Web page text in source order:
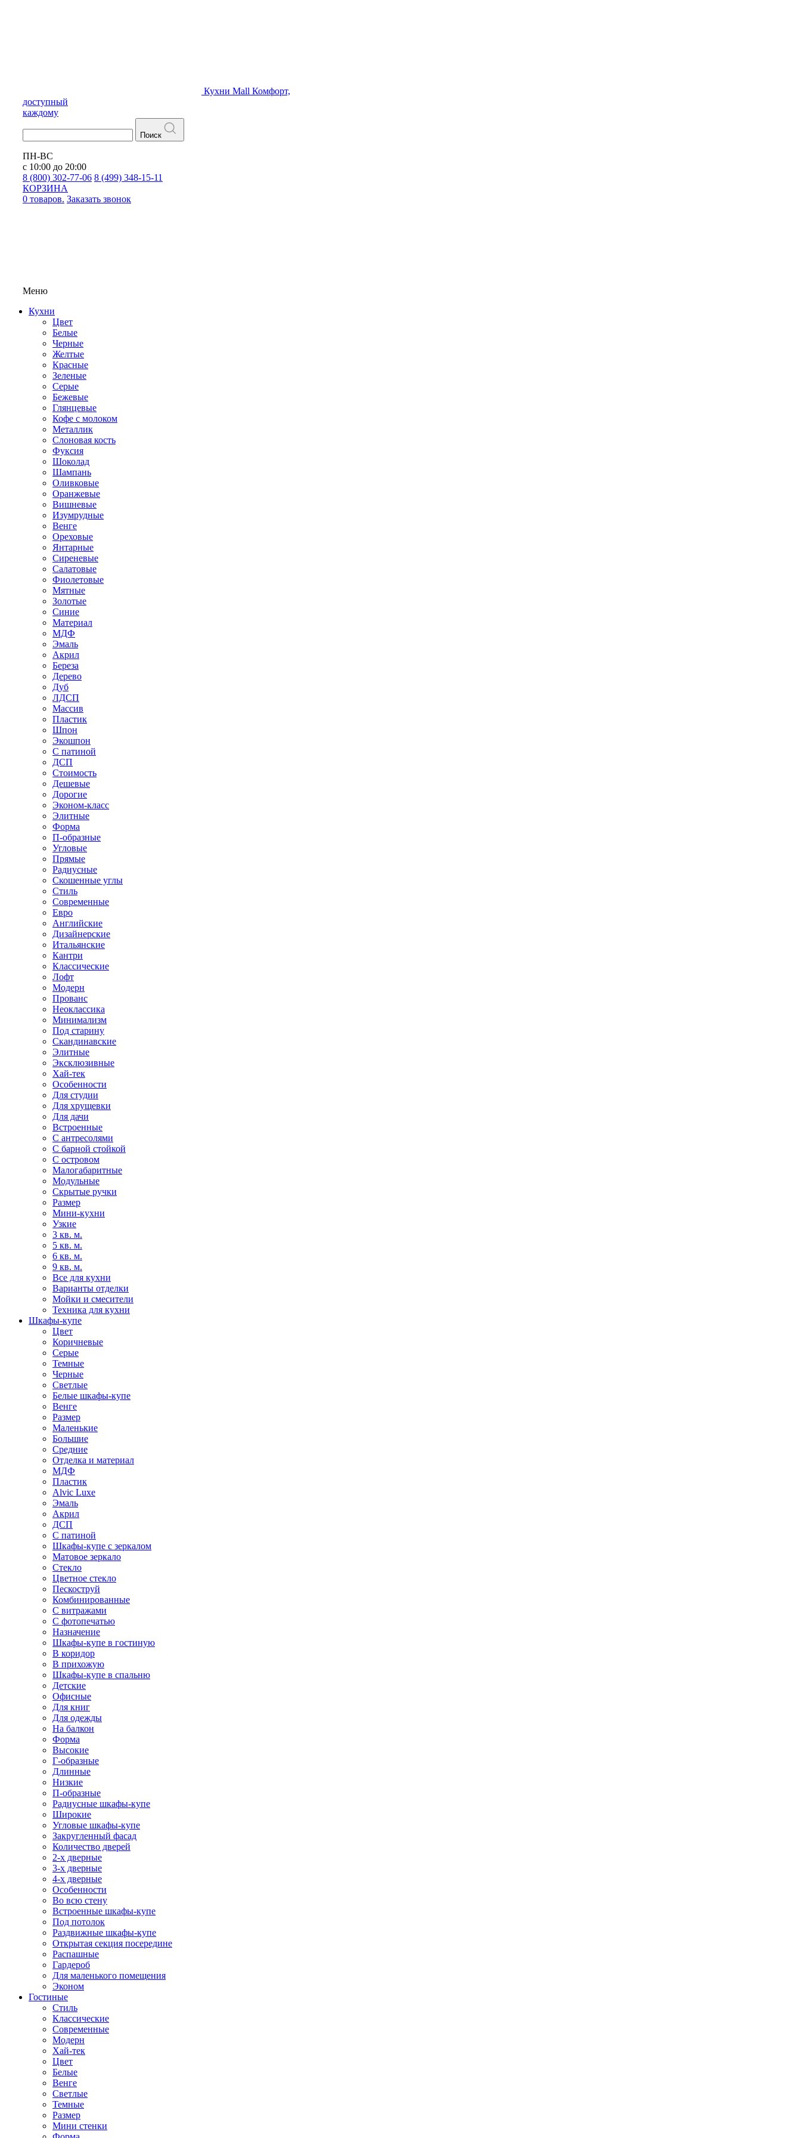
Кухни Mall Комфорт,
доступный
каждому
Поиск
ПН-ВС
с 10:00 до 20:00
8 (800) 302-77-06 8 (499) 348-15-11
КОРЗИНА
0 товаров. Заказать звонок
Меню
Кухни
Цвет
Белые
Черные
Желтые
Красные
Зеленые
Серые
Бежевые
Глянцевые
Кофе с молоком
Металлик
Слоновая кость
Фуксия
Шоколад
Шампань
Оливковые
Оранжевые
Вишневые
Изумрудные
Венге
Ореховые
Янтарные
Сиреневые
Салатовые
Фиолетовые
Мятные
Золотые
Синие
Материал
МДФ
Эмаль
Акрил
Береза
Дерево
Дуб
ЛДСП
Массив
Пластик
Шпон
Экошпон
С патиной
ДСП
Стоимость
Дешевые
Дорогие
Эконом-класс
Элитные
Форма
П-образные
Угловые
Прямые
Радиусные
Скошенные углы
Стиль
Современные
Евро
Английские
Дизайнерские
Итальянские
Кантри
Классические
Лофт
Модерн
Прованс
Неоклассика
Минимализм
Под старину
Скандинавские
Элитные
Эксклюзивные
Хай-тек
Особенности
Для студии
Для хрущевки
Для дачи
Встроенные
С антресолями
С барной стойкой
С островом
Малогабаритные
Модульные
Скрытые ручки
Размер
Мини-кухни
Узкие
3 кв. м.
5 кв. м.
6 кв. м.
9 кв. м.
Все для кухни
Варианты отделки
Мойки и смесители
Техника для кухни
Шкафы-купе
Цвет
Коричневые
Серые
Темные
Черные
Светлые
Белые шкафы-купе
Венге
Размер
Маленькие
Большие
Средние
Отделка и материал
МДФ
Пластик
Alvic Luxe
Эмаль
Акрил
ДСП
С патиной
Шкафы-купе с зеркалом
Матовое зеркало
Стекло
Цветное стекло
Пескоструй
Комбинированные
С витражами
С фотопечатью
Назначение
Шкафы-купе в гостиную
В коридор
В прихожую
Шкафы-купе в спальню
Детские
Офисные
Для книг
Для одежды
На балкон
Форма
Высокие
Г-образные
Длинные
Низкие
П-образные
Радиусные шкафы-купе
Широкие
Угловые шкафы-купе
Закругленный фасад
Количество дверей
2-х дверные
3-х дверные
4-х дверные
Особенности
Во всю стену
Встроенные шкафы-купе
Под потолок
Раздвижные шкафы-купе
Открытая секция посередине
Распашные
Гардероб
Для маленького помещения
Эконом
Гостиные
Стиль
Классические
Современные
Модерн
Хай-тек
Цвет
Белые
Венге
Светлые
Темные
Размер
Мини стенки